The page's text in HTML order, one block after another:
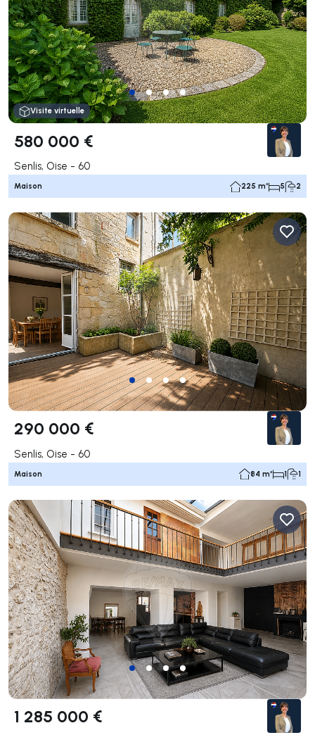
Visite virtuelle
580 000 €
Senlis, Oise - 60
Maison 225 m² 5 2
290 000 €
Senlis, Oise - 60
Maison 84 m² 1 1
1 285 000 €